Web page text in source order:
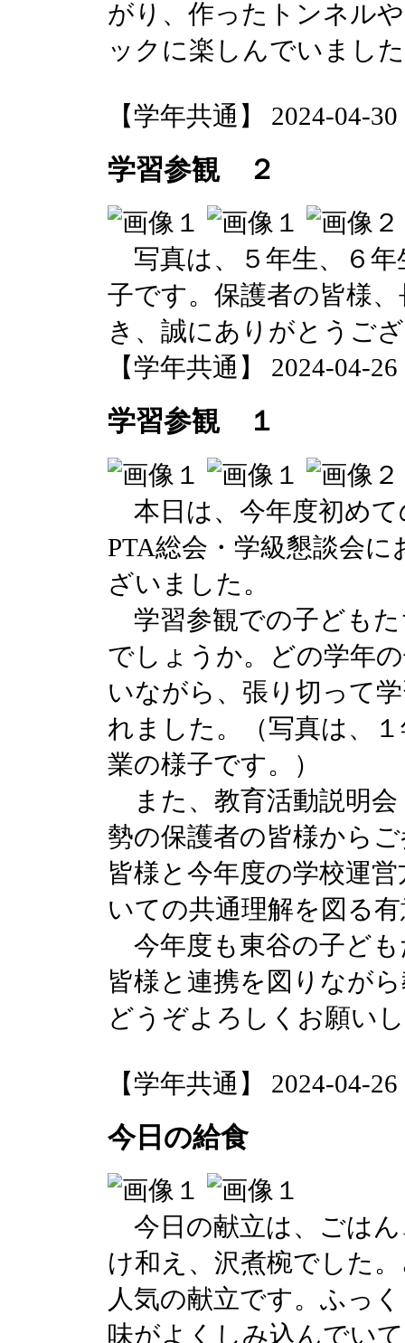
がり、作ったトンネル
ックに楽しんでいまし
【学年共通】 2024-04-
学習参観 ２
写真は、５年生、６年
子です。保護者の皆様
き、誠にありがとうご
【学年共通】 2024-04-
学習参観 １
本日は、今年度初めて
PTA総会・学級懇談会
ざいました。
学習参観での子ども
でしょうか。どの学年
いながら、張り切って
れました。（写真は、
業の様子です。）
また、教育活動説明会
勢の保護者の皆様から
皆様と今年度の学校運
いての共通理解を図る
今年度も東谷の子ども
皆様と連携を図りなが
どうぞよろしくお願い
【学年共通】 2024-04-
今日の給食
今日の献立は、ごはん
け和え、沢煮椀でした
人気の献立です。ふっ
味がよくしみ込んでい